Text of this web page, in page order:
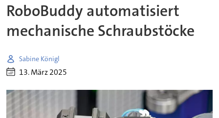
RoboBuddy automatisiert
mechanische Schraubstöcke
Sabine Königl
13. März 2025